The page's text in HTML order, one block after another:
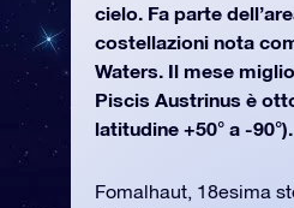
cielo. Fa parte
costellazioni nota
Waters. Il mese
Piscis Austrinus è
latitudine +50° a -90°).
Fomalhaut, 18esima